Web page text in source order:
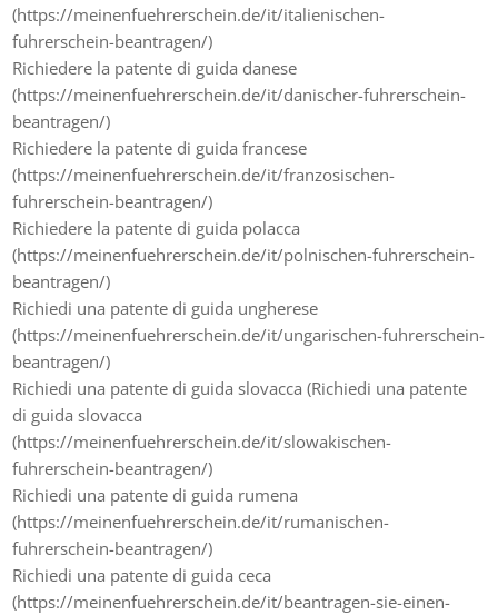
(https://meinenfuehrerschein.de/it/italienischen-
fuhrerschein-beantragen/)
Richiedere la patente di guida danese
(https://meinenfuehrerschein.de/it/danischer-fuhrerschein-
beantragen/)
Richiedere la patente di guida francese
(https://meinenfuehrerschein.de/it/franzosischen-
fuhrerschein-beantragen/)
Richiedere la patente di guida polacca
(https://meinenfuehrerschein.de/it/polnischen-fuhrerschein-
beantragen/)
Richiedi una patente di guida ungherese
(https://meinenfuehrerschein.de/it/ungarischen-fuhrerschein-
beantragen/)
Richiedi una patente di guida slovacca (Richiedi una patente
di guida slovacca
(https://meinenfuehrerschein.de/it/slowakischen-
fuhrerschein-beantragen/)
Richiedi una patente di guida rumena
(https://meinenfuehrerschein.de/it/rumanischen-
fuhrerschein-beantragen/)
Richiedi una patente di guida ceca
(https://meinenfuehrerschein.de/it/beantragen-sie-einen-